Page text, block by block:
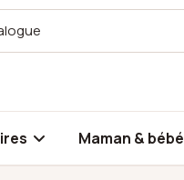
Maman & bébé